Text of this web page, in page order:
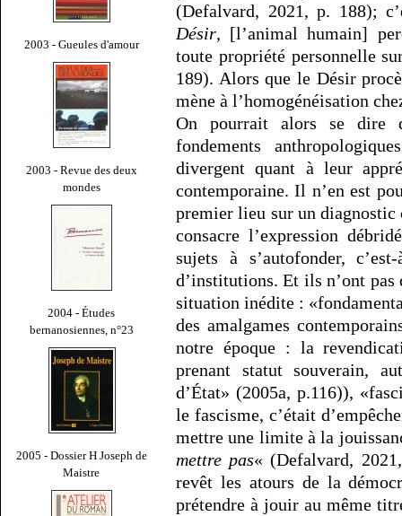
2003 - Gueules d'amour
2003 - Revue des deux
mondes
2004 - Études
bernanosiennes, n°23
2005 - Dossier H Joseph de
Maistre
(Defalvard, 2021, p. 188);
Désir, [l’animal humain]
toute propriété personnelle
189). Alors que le Désir
mène à l’homogénéisation
On pourrait alors se dire
fondements
divergent quant à leur
contemporaine. Il n’en est
premier lieu sur un
consacre l’expression
sujets à s’autofonder,
d’institutions. Et ils n’ont
situation inédite :
des amalgames
notre époque : la
prenant statut souverain,
d’État» (2005a, p.116)),
le fascisme, c’était
mettre une limite à la
mettre pas« (Defalvard,
revêt les atours de la
prétendre à jouir au même